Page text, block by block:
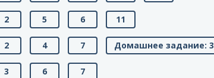
2 5 6 11
2 4 7 Домашнее задание: 3
3 6 7